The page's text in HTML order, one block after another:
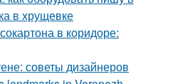
в хрущевке
в коридоре:
советы дизайнеров